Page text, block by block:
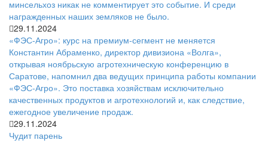
минсельхоз никак не комментирует это событие. И среди
награжденных наших земляков не было.
29.11.2024
«ФЭС-Агро»: курс на премиум-сегмент не меняется
Константин Абраменко, директор дивизиона «Волга»,
открывая ноябрьскую агротехническую конференцию в
Саратове, напомнил два ведущих принципа работы компании
«ФЭС-Агро». Это поставка хозяйствам исключительно
качественных продуктов и агротехнологий и, как следствие,
ежегодное увеличение продаж.
29.11.2024
Чудит парень